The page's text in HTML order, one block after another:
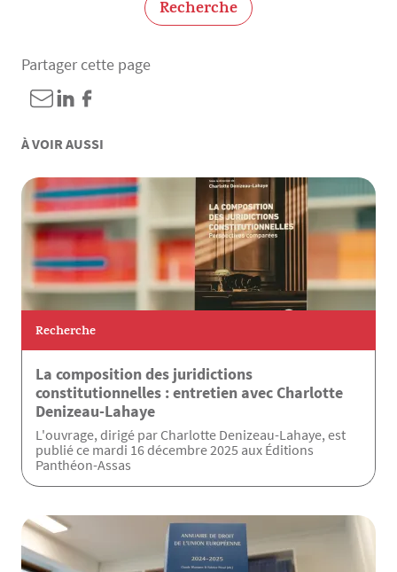
Recherche
Partager cette page
À VOIR AUSSI
Recherche
La composition des juridictions
constitutionnelles : entretien avec Charlotte
Denizeau-Lahaye
L'ouvrage, dirigé par Charlotte Denizeau-Lahaye, est
publié ce mardi 16 décembre 2025 aux Éditions
Panthéon-Assas